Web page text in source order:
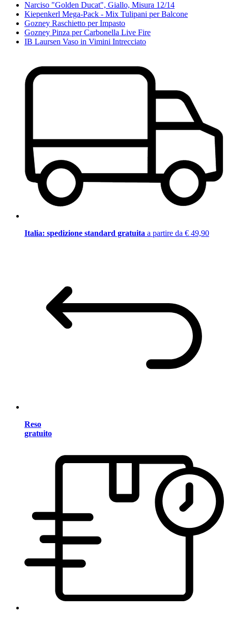
Narciso "Golden Ducat", Giallo, Misura 12/14
Kiepenkerl Mega-Pack - Mix Tulipani per Balcone
Gozney Raschietto per Impasto
Gozney Pinza per Carbonella Live Fire
IB Laursen Vaso in Vimini Intrecciato
Italia: spedizione standard gratuita a partire da € 49,90
Reso
gratuito